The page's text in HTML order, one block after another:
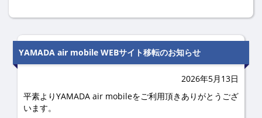
YAMADA air mobile WEBサイト移転のお知らせ
2026年5月13日
平素よりYAMADA air mobileをご利用頂きありがとうござ
います。